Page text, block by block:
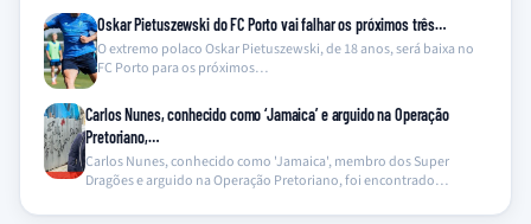
Oskar Pietuszewski do FC Porto vai falhar os próximos três…
O extremo polaco Oskar Pietuszewski, de 18 anos, será baixa no
FC Porto para os próximos…
Carlos Nunes, conhecido como ‘Jamaica’ e arguido na Operação
Pretoriano,…
Carlos Nunes, conhecido como 'Jamaica', membro dos Super
Dragões e arguido na Operação Pretoriano, foi encontrado…